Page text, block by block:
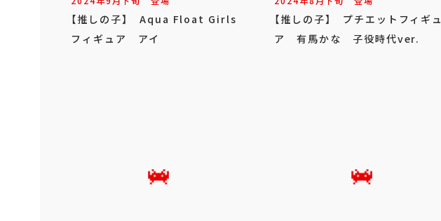
【推しの子】 Aqua Float Girls
フィギュア アイ
【推しの子】 プチエットフィギュ
ア 有馬かな 子役時代ver.